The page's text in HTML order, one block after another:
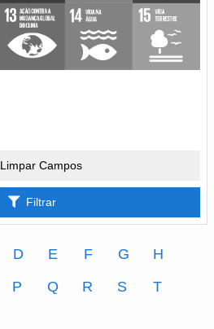
Limpar Campos
Filtrar
D E F G
H
P Q R S
T